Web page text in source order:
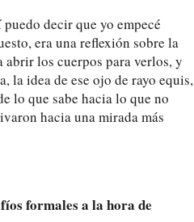
decir que yo empecé
era una reflexión sobre la
los cuerpos para verlos, y
la idea de ese ojo de rayo equis,
lo que sabe hacia lo que no
hacia una mirada más
formales a la hora de